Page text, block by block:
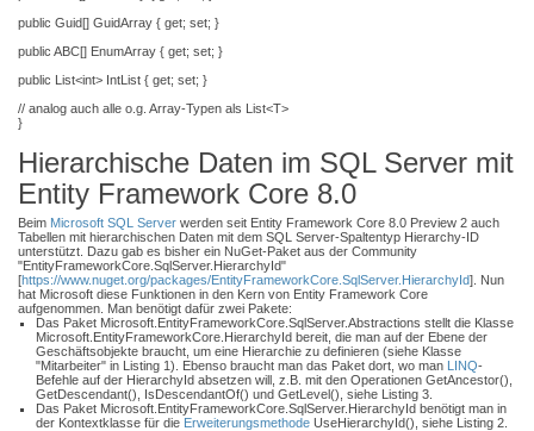
public Guid[] GuidArray { get; set; }
public ABC[] EnumArray { get; set; }
public List<int> IntList { get; set; }
// analog auch alle o.g. Array-Typen als List<T>
}
Hierarchische Daten im SQL Server mit
Entity Framework Core 8.0
Beim Microsoft SQL Server werden seit Entity Framework Core 8.0 Preview 2 auch
Tabellen mit hierarchischen Daten mit dem SQL Server-Spaltentyp Hierarchy-ID
unterstützt. Dazu gab es bisher ein NuGet-Paket aus der Community
"EntityFrameworkCore.SqlServer.HierarchyId"
[https://www.nuget.org/packages/EntityFrameworkCore.SqlServer.HierarchyId]. Nun
hat Microsoft diese Funktionen in den Kern von Entity Framework Core
aufgenommen. Man benötigt dafür zwei Pakete:
Das Paket Microsoft.EntityFrameworkCore.SqlServer.Abstractions stellt die Klasse
Microsoft.EntityFrameworkCore.HierarchyId bereit, die man auf der Ebene der
Geschäftsobjekte braucht, um eine Hierarchie zu definieren (siehe Klasse
"Mitarbeiter" in Listing 1). Ebenso braucht man das Paket dort, wo man LINQ-
Befehle auf der HierarchyId absetzen will, z.B. mit den Operationen GetAncestor(),
GetDescendant(), IsDescendantOf() und GetLevel(), siehe Listing 3.
Das Paket Microsoft.EntityFrameworkCore.SqlServer.HierarchyId benötigt man in
der Kontextklasse für die Erweiterungsmethode UseHierarchyId(), siehe Listing 2.